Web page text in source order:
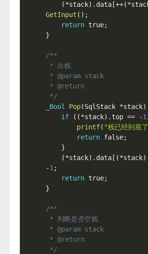
(*stack) . data [++(*
GetInput ( ) ;
return true;
}
/**
*/
_Bool
Pop(SqlStack *stack)
if
( (*stack) .top == -1
printf( "栈已经到底
return false;
}
(*stack) . data [ (*stack)
-1 ;
return true;
}
/**
*/